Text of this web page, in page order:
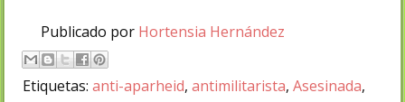
Publicado por Hortensia Hernández
Etiquetas: anti-aparheid, antimilitarista, Asesinada,